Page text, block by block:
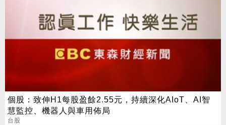
個股：致伸H1每股盈餘2.55元，持續深化AIoT、AI智
慧監控、機器人與車用佈局
台股